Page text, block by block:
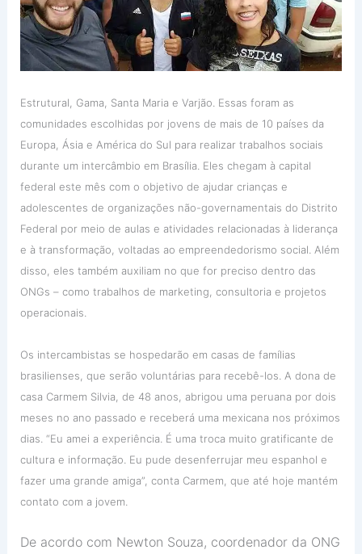
Estrutural, Gama, Santa Maria e Varjão. Essas foram as
comunidades escolhidas por jovens de mais de 10 países da
Europa, Ásia e América do Sul para realizar trabalhos sociais
durante um intercâmbio em Brasília. Eles chegam à capital
federal este mês com o objetivo de ajudar crianças e
adolescentes de organizações não-governamentais do Distrito
Federal por meio de aulas e atividades relacionadas à liderança
e à transformação, voltadas ao empreendedorismo social. Além
disso, eles também auxiliam no que for preciso dentro das
ONGs – como trabalhos de marketing, consultoria e projetos
operacionais.
Os intercambistas se hospedarão em casas de famílias
brasilienses, que serão voluntárias para recebê-los. A dona de
casa Carmem Silvia, de 48 anos, abrigou uma peruana por dois
meses no ano passado e receberá uma mexicana nos próximos
dias. “Eu amei a experiência. É uma troca muito gratificante de
cultura e informação. Eu pude desenferrujar meu espanhol e
fazer uma grande amiga”, conta Carmem, que até hoje mantém
contato com a jovem.
De acordo com Newton Souza, coordenador da ONG